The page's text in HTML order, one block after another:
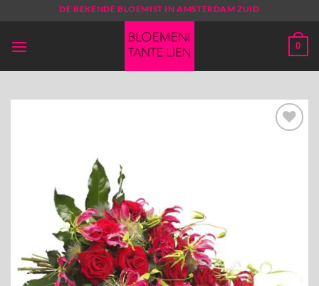
inhoud
DE BEKENDE BLOEMIST IN AMSTERDAM ZUID
0